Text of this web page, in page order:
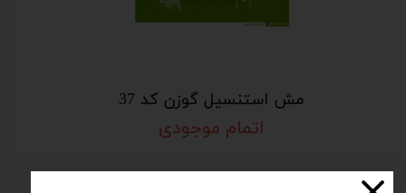
مش استنسیل گوزن کد 37
اتمام موجودی